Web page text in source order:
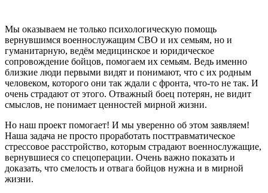
Мы оказываем не только психологическую помощь
вернувшимся военнослужащим СВО и их семьям, но и
гуманитарную, ведём медицинское и юридическое
сопровождение бойцов, помогаем их семьям. Ведь именно
близкие люди первыми видят и понимают, что с их родным
человеком, которого они так ждали с фронта, что-то не так. И
очень страдают от этого. Отважный боец потерян, не видит
смыслов, не понимает ценностей мирной жизни.
Но наш проект помогает! И мы уверенно об этом заявляем!
Наша задача не просто проработать посттравматическое
стрессовое расстройство, которым страдают военнослужащие,
вернувшиеся со спецоперации. Очень важно показать и
доказать, что смелость и отвага бойцов нужна и в мирной
жизни.